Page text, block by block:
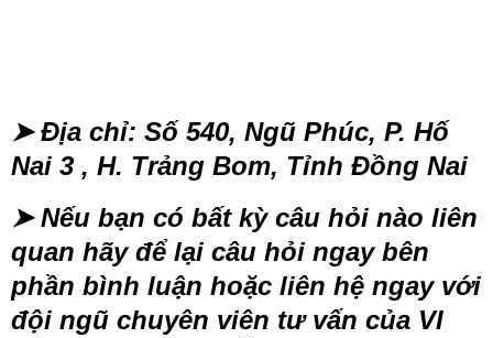
➤Địa chỉ: Số 540, Ngũ Phúc, P. Hố
Nai 3 , H. Trảng Bom, Tỉnh Đồng Nai
➤Nếu bạn có bất kỳ câu hỏi nào liên
quan hãy để lại câu hỏi ngay bên
phần bình luận hoặc liên hệ ngay với
đội ngũ chuyên viên tư vấn của VI